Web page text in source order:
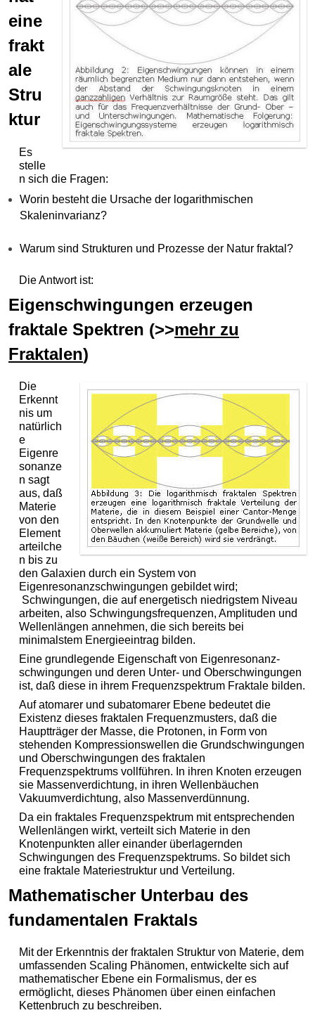
eine
frakt
ale
Stru
ktur
Es
stelle
n sich die Fragen:
Worin besteht die Ursache der logarithmischen
Skaleninvarianz?
Warum sind Strukturen und Prozesse der Natur fraktal?
Die Antwort ist:
Eigenschwingungen erzeugen
fraktale Spektren (>>mehr zu
Fraktalen)
Die
Erkennt
nis um
natürlich
e
Eigenre
sonanze
n sagt
aus, daß
Materie
von den
Element
arteilche
n bis zu
den Galaxien durch ein System von
Eigenresonanzschwingungen gebildet wird;
Schwingungen, die auf energetisch niedrigstem Niveau
arbeiten, also Schwingungsfrequenzen, Amplituden und
Wellenlängen annehmen, die sich bereits bei
minimalstem Energieeintrag bilden.
Eine grundlegende Eigenschaft von Eigenresonanz-
schwingungen und deren Unter- und Oberschwingungen
ist, daß diese in ihrem Frequenzspektrum Fraktale bilden.
Auf atomarer und subatomarer Ebene bedeutet die
Existenz dieses fraktalen Frequenzmusters, daß die
Hauptträger der Masse, die Protonen, in Form von
stehenden Kompressionswellen die Grundschwingungen
und Oberschwingungen des fraktalen
Frequenzspektrums vollführen. In ihren Knoten erzeugen
sie Massenverdichtung, in ihren Wellenbäuchen
Vakuumverdichtung, also Massenverdünnung.
Da ein fraktales Frequenzspektrum mit entsprechenden
Wellenlängen wirkt, verteilt sich Materie in den
Knotenpunkten aller einander überlagernden
Schwingungen des Frequenzspektrums. So bildet sich
eine fraktale Materiestruktur und Verteilung.
Mathematischer Unterbau des
fundamentalen Fraktals
Mit der Erkenntnis der fraktalen Struktur von Materie, dem
umfassenden Scaling Phänomen, entwickelte sich auf
mathematischer Ebene ein Formalismus, der es
ermöglicht, dieses Phänomen über einen einfachen
Kettenbruch zu beschreiben.